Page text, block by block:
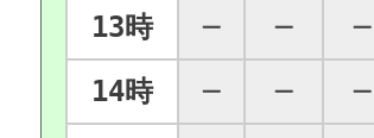
13時
─ ─ ─
14時
─ ─ ─